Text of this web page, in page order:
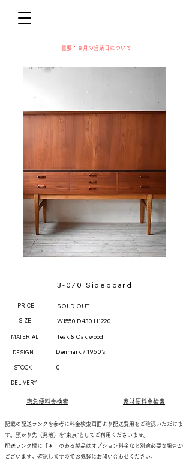
​​重要：８月の営業日について
3-070 Sideboard
PRICE SOLD OUT
SIZE W1550 D430 H1220
MATERIAL Teak & Oak wood
DESIGN Denmark / 1960's
STOCK 0
DELIVERY
宅急便料金検索 家財便料金検索
記載の配送ランクを参考に料金検索画面より配送費用をご確認いただけま
す。預かり先（発地）を"東京"としてご利用くださいませ。
配送ランク欄に「＊」のある製品はオプション料金など別途必要な場合が
ございます。確認しますのでお気軽にお問い合わせください。